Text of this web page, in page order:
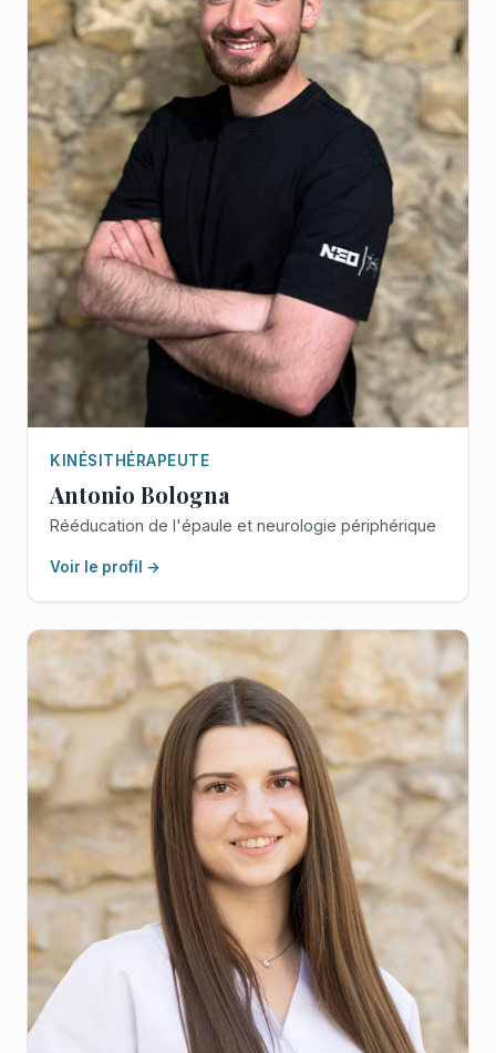
KINÉSITHÉRAPEUTE
Antonio Bologna
Rééducation de l'épaule et neurologie périphérique
Voir le profil →